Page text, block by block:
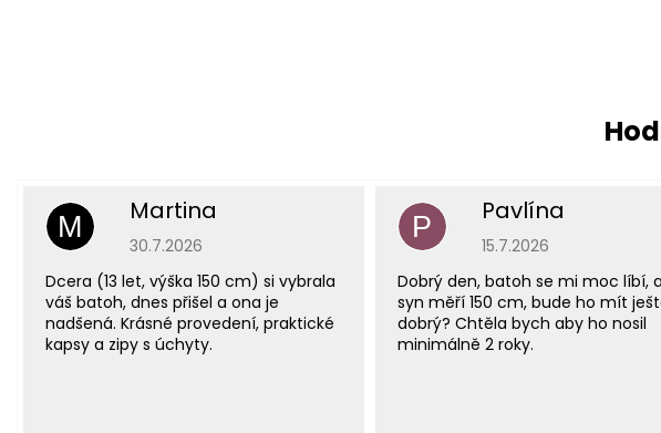
M Martina
Hodnocení obchodu je 5 z 5 hvězdiček.
30.7.2026
Dcera (13 let, výška 150 cm) si vybrala
váš batoh, dnes přišel a ona je
nadšená. Krásné provedení, praktické
kapsy a zipy s úchyty.
P Pavlína
Hodnocení obchodu je
15.7.2026
Dobrý den, batoh se mi moc líbí,
syn měří 150 cm, bude ho mít
dobrý? Chtěla bych aby ho nosil
minimálně 2 roky.